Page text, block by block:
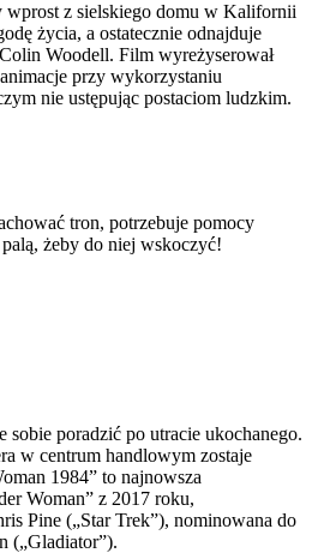
wprost z sielskiego domu w Kalifornii
życia, a ostatecznie odnajduje
Woodell. Film wyreżyserował
przy wykorzystaniu
nie ustępując postaciom ludzkim.
tron, potrzebuje pomocy
żeby do niej wskoczyć!
poradzić po utracie ukochanego.
w centrum handlowym zostaje
1984” to najnowsza
Woman” z 2017 roku,
Pine („Star Trek”), nominowana do
(„Gladiator”).